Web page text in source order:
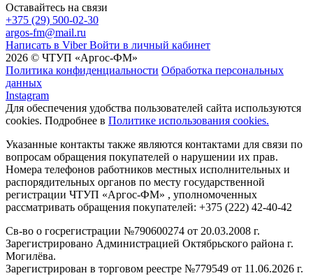
Оставайтесь на связи
+375 (29) 500-02-30
argos-fm@mail.ru
Написать в Viber Войти в личный кабинет
2026 © ЧТУП «Аргос-ФМ»
Политика конфиденциальности Обработка персональных
данных
Instagram
Для обеспечения удобства пользователей сайта используются
cookies. Подробнее в Политике использования cookies.
Указанные контакты также являются контактами для связи по
вопросам обращения покупателей о нарушении их прав.
Номера телефонов работников местных исполнительных и
распорядительных органов по месту государственной
регистрации ЧТУП «Аргос-ФМ» , уполномоченных
рассматривать обращения покупателей: +375 (222) 42-40-42
Св-во о госрегистрации №790600274 от 20.03.2008 г.
Зарегистрировано Администрацией Октябрьского района г.
Могилёва.
Зарегистрирован в торговом реестре №779549 от 11.06.2026 г.